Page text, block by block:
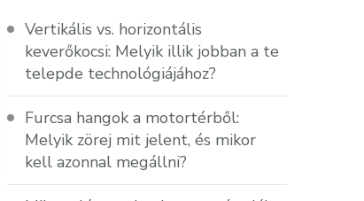
Vertikális vs. horizontális
keverőkocsi: Melyik illik jobban a te
telepde technológiájához?
Furcsa hangok a motortérből:
Melyik zörej mit jelent, és mikor
kell azonnal megállni?